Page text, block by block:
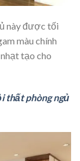
này được tối
màu chính
tạo cho
thất phòng ngủ